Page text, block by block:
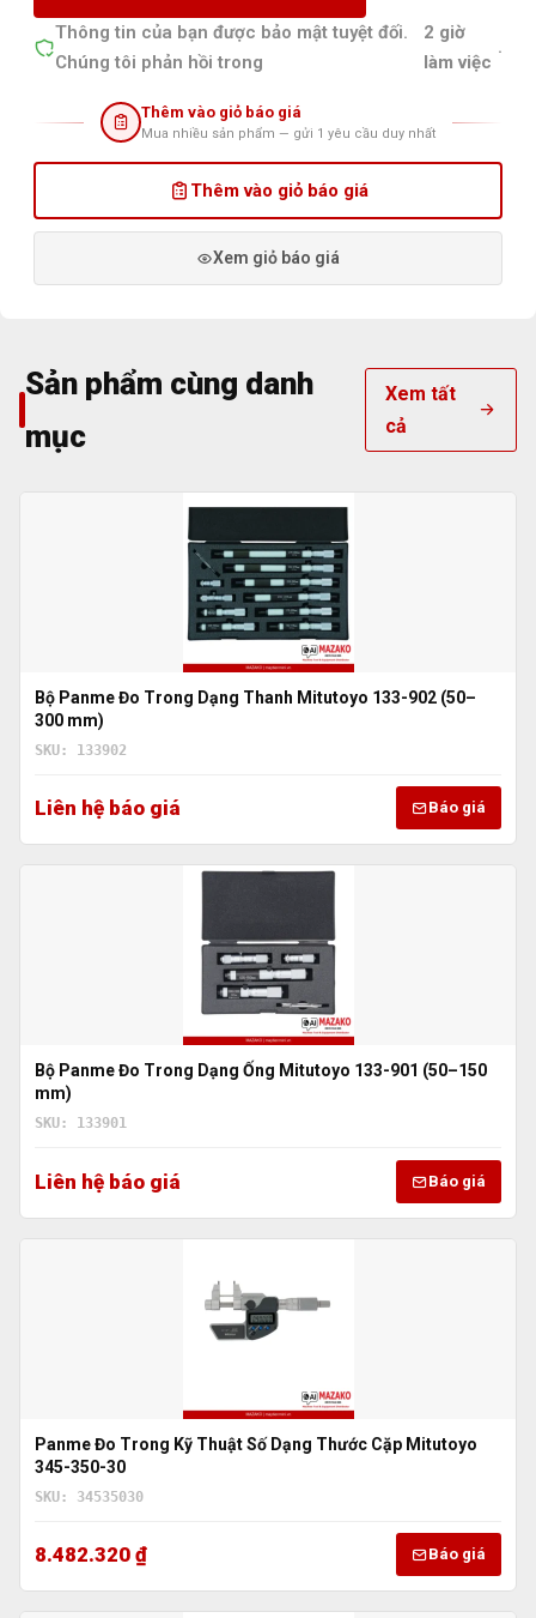
Thông tin của bạn được bảo mật tuyệt đối.
Chúng tôi phản hồi trong
2 giờ
làm việc
.
Thêm vào giỏ báo giá
Mua nhiều sản phẩm — gửi 1 yêu cầu duy nhất
Thêm vào giỏ báo giá
Xem giỏ báo giá
Sản phẩm cùng danh
mục
Xem tất
cả
Bộ Panme Đo Trong Dạng Thanh Mitutoyo 133-902 (50–
300 mm)
SKU: 133902
Liên hệ báo giá Báo giá
Bộ Panme Đo Trong Dạng Ống Mitutoyo 133-901 (50–150
mm)
SKU: 133901
Liên hệ báo giá Báo giá
Panme Đo Trong Kỹ Thuật Số Dạng Thước Cặp Mitutoyo
345-350-30
SKU: 34535030
8.482.320 ₫ Báo giá